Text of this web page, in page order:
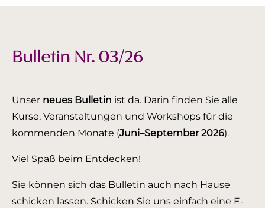
Bulletin Nr. 03/26
Unser neues Bulletin ist da. Darin finden Sie alle
Kurse, Veranstaltungen und Workshops für die
kommenden Monate (Juni–September 2026).
Viel Spaß beim Entdecken!
Sie können sich das Bulletin auch nach Hause
schicken lassen. Schicken Sie uns einfach eine E-